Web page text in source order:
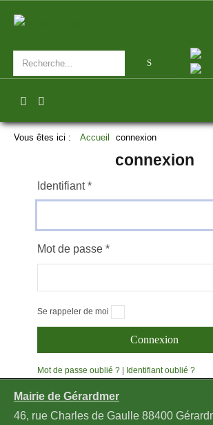
Vous êtes ici : Accueil connexion
connexion
Identifiant*
Mot de passe *
Se rappeler de moi
Connexion
Mot de passe oublié ? | Identifiant oublié ?
Mairie de Gérardmer
46, rue Charles de Gaulle 88400